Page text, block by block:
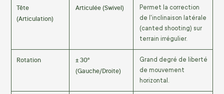
Tête
(Articulation)
Articulée (Swivel)
Permet la correction
de l'inclinaison latérale
(canted shooting) sur
terrain irrégulier.
Rotation
± 30°
(Gauche/Droite)
Grand degré de liberté
de mouvement
horizontal.